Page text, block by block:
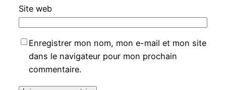
Site web
Enregistrer mon nom, mon e-mail et mon site
dans le navigateur pour mon prochain
commentaire.